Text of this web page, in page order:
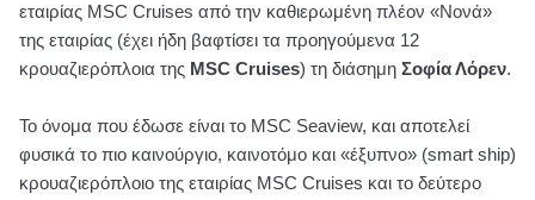
εταιρίας MSC Cruises από την καθιερωμένη πλέον «Νονά»
της εταιρίας (έχει ήδη βαφτίσει τα προηγούμενα 12
κρουαζιερόπλοια της MSC Cruises) τη διάσημη Σοφία Λόρεν.
Το όνομα που έδωσε είναι το MSC Seaview, και αποτελεί
φυσικά το πιο καινούργιο, καινοτόμο και «έξυπνο» (smart ship)
κρουαζιερόπλοιο της εταιρίας MSC Cruises και το δεύτερο